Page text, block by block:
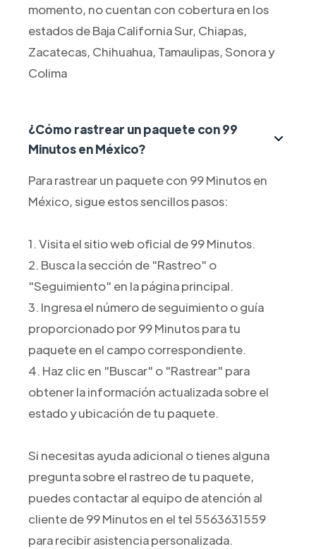
momento, no cuentan con cobertura en los
estados de Baja California Sur, Chiapas,
Zacatecas, Chihuahua, Tamaulipas, Sonora y
Colima
¿Cómo rastrear un paquete con 99
Minutos en México?
Para rastrear un paquete con 99 Minutos en
México, sigue estos sencillos pasos:
1. Visita el sitio web oficial de 99 Minutos.
2. Busca la sección de "Rastreo" o
"Seguimiento" en la página principal.
3. Ingresa el número de seguimiento o guía
proporcionado por 99 Minutos para tu
paquete en el campo correspondiente.
4. Haz clic en "Buscar" o "Rastrear" para
obtener la información actualizada sobre el
estado y ubicación de tu paquete.
Si necesitas ayuda adicional o tienes alguna
pregunta sobre el rastreo de tu paquete,
puedes contactar al equipo de atención al
cliente de 99 Minutos en el tel 5563631559
para recibir asistencia personalizada.